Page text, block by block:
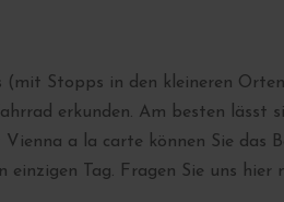
Stopps in den kleineren
erkunden. Am besten lässt
a la carte können Sie das
Tag. Fragen Sie uns